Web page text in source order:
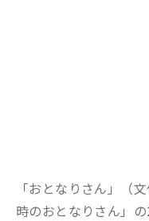
「おとなりさん」（
時のおとなりさん」